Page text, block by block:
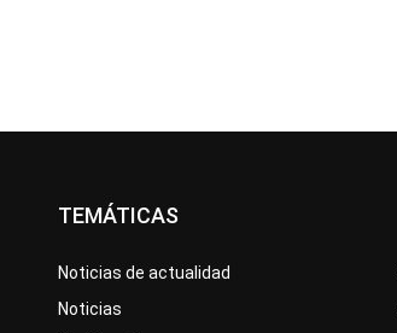
TEMÁTICAS
Noticias de actualidad
Noticias